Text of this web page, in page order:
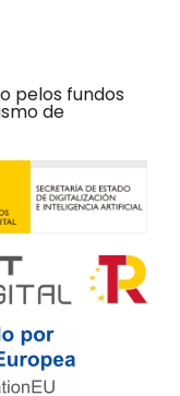
pelos fundos
de